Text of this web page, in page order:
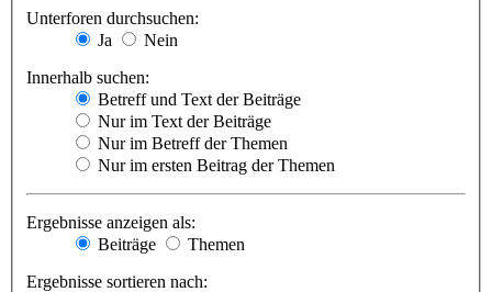
Unterforen durchsuchen:
Ja
Nein
Innerhalb suchen:
Betreff und Text der Beiträge
Nur im Text der Beiträge
Nur im Betreff der Themen
Nur im ersten Beitrag der Themen
Ergebnisse anzeigen als:
Beiträge
Themen
Ergebnisse sortieren nach: